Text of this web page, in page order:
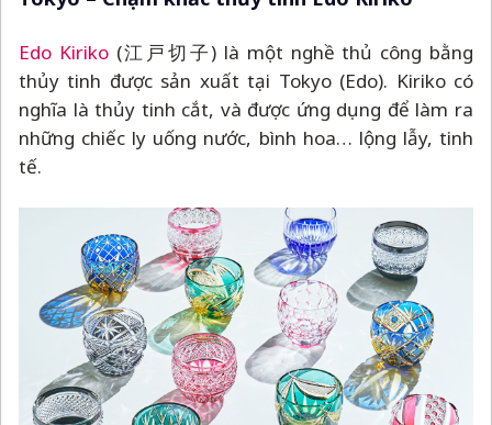
Ảnh: Edo kiriko
Ban đầu, đây là nghề thủ công tạo ra các hoa văn